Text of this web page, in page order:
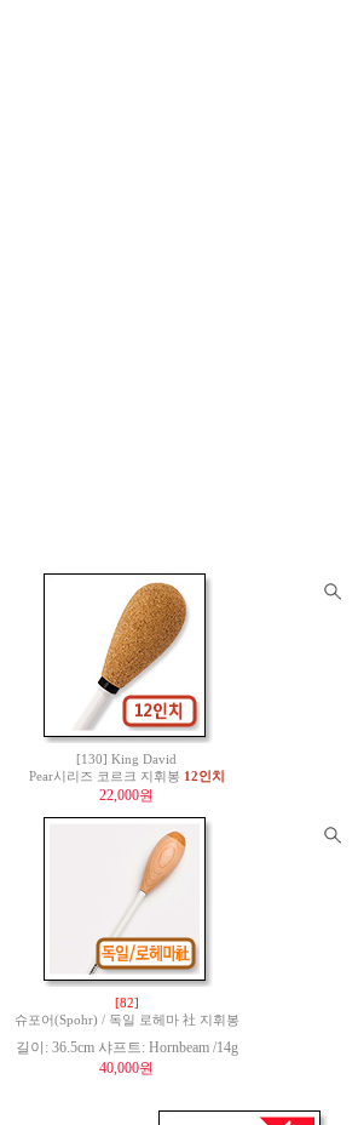
[130] King David
Pear시리즈 코르크 지휘봉 12인치
22,000원
[82]
슈포어(Spohr) / 독일 로헤마 社 지휘봉
길이: 36.5cm 샤프트: Hornbeam /14g
40,000원